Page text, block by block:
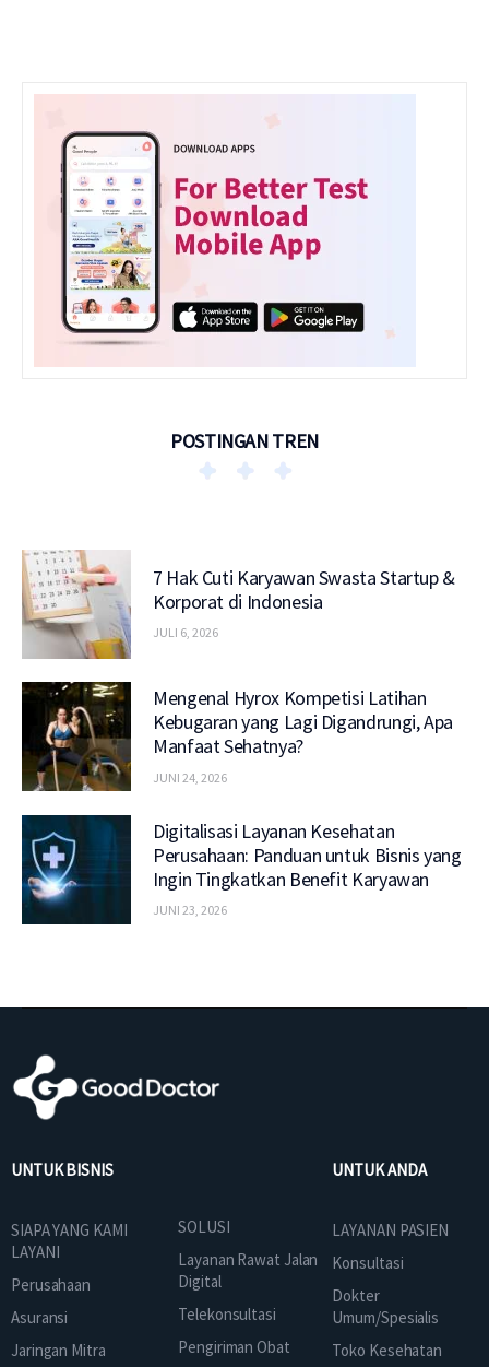
POSTINGAN TREN
7 Hak Cuti Karyawan Swasta Startup &
Korporat di Indonesia
JULI 6, 2026
Mengenal Hyrox Kompetisi Latihan
Kebugaran yang Lagi Digandrungi, Apa
Manfaat Sehatnya?
JUNI 24, 2026
Digitalisasi Layanan Kesehatan
Perusahaan: Panduan untuk Bisnis yang
Ingin Tingkatkan Benefit Karyawan
JUNI 23, 2026
UNTUK BISNIS
SIAPA YANG KAMI
LAYANI
Perusahaan
Asuransi
Jaringan Mitra
SOLUSI
Layanan Rawat Jalan
Digital
Telekonsultasi
Pengiriman Obat
UNTUK ANDA
LAYANAN PASIEN
Konsultasi
Dokter
Umum/Spesialis
Toko Kesehatan